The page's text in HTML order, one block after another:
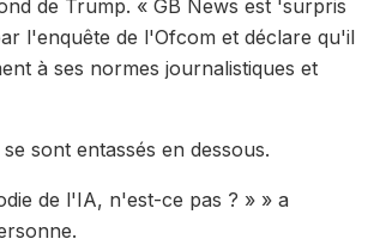
de Trump. « GB News est 'surpris
l'enquête de l'Ofcom et déclare qu'il
à ses normes journalistiques et
sont entassés en dessous.
de l'IA, n'est-ce pas ? » » a